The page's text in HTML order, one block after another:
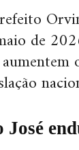
de
José